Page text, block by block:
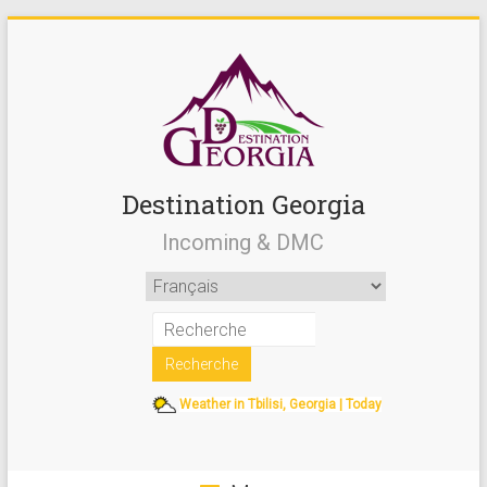
Destination Georgia
Incoming & DMC
Weather in Tbilisi, Georgia | Today